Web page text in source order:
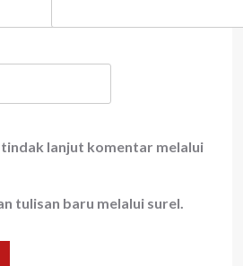
lanjut komentar melalui
tulisan baru melalui surel.